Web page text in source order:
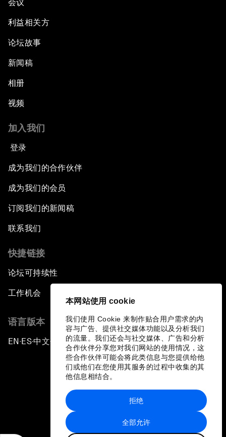
本网站使用 cookie
我们使用 Cookie 来制作贴合用户需求的内
容与广告、提供社交媒体功能以及分析我们
的流量。我们还会与社交媒体、广告和分析
合作伙伴分享您对我们网站的使用情况，这
些合作伙伴可能会将此类信息与您提供给他
们或他们在您使用其服务的过程中收集的其
他信息相结合。
全部允许
拒绝
会议
利益相关方
论坛故事
新闻稿
相册
视频
加入我们
登录
成为我们的合作伙伴
成为我们的会员
订阅我们的新闻稿
联系我们
快捷链接
论坛可持续性
工作机会
语言版本
EN ▪ ES▪中文▪ 日本語
站点地图